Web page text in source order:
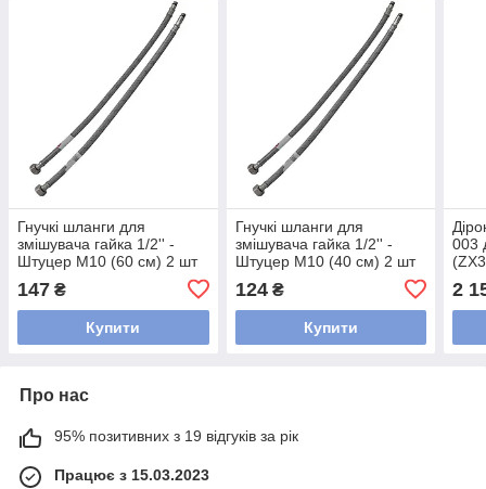
Гнучкі шланги для
змішувача гайка 1/2'' -
Штуцер M10 (60 см) 2 шт
(ZX3030)
147 ₴
Купити
Гнучкі шланги для
змішувача гайка 1/2'' -
Штуцер M10 (40 см) 2 шт
(ZX3028)
124₴
Купити
003
2
Про нас
95% позитивних з 19 відгуків за рік
Працює з 15.03.2023